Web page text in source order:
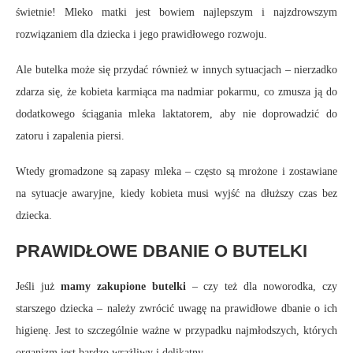
świetnie! Mleko matki jest bowiem najlepszym i najzdrowszym
rozwiązaniem dla dziecka i jego prawidłowego rozwoju.
Ale butelka może się przydać również w innych sytuacjach – nierzadko
zdarza się, że kobieta karmiąca ma nadmiar pokarmu, co zmusza ją do
dodatkowego ściągania mleka laktatorem, aby nie doprowadzić do
zatoru i zapalenia piersi.
Wtedy gromadzone są zapasy mleka – często są mrożone i zostawiane
na sytuacje awaryjne, kiedy kobieta musi wyjść na dłuższy czas bez
dziecka.
PRAWIDŁOWE DBANIE O BUTELKI
Jeśli już mamy zakupione butelki– czy też dla noworodka, czy
starszego dziecka – należy zwrócić uwagę na prawidłowe dbanie o ich
higienę. Jest to szczególnie ważne w przypadku najmłodszych, których